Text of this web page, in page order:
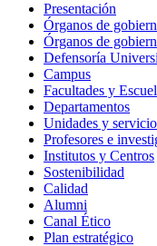
Presentación
Órganos de
Órganos de
Defensoría
Campus
Facultades y
Departamentos
Unidades y
Profesores e
Institutos y Centros
Sostenibilidad
Calidad
Alumni
Canal Ético
Plan estratégico